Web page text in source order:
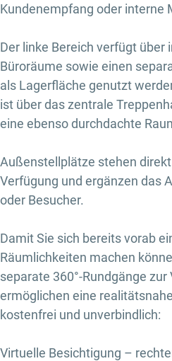
Kundenempfang oder interne
Der linke Bereich verfügt über
Büroräume sowie einen
als Lagerfläche genutzt
ist über das zentrale
eine ebenso durchdachte
Außenstellplätze stehen
Verfügung und ergänzen das
oder Besucher.
Damit Sie sich bereits vorab
Räumlichkeiten machen
separate 360°-Rundgänge
ermöglichen eine
kostenfrei und unverbindlich:
Virtuelle Besichtigung –